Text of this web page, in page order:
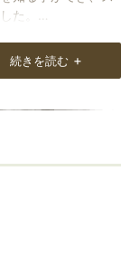
た。
続きを読む +